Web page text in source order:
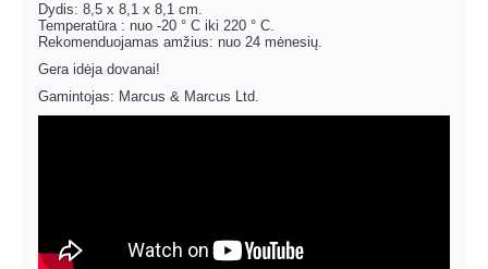
Dydis: 8,5 x 8,1 x 8,1 cm.
Temperatūra : nuo -20 ° C iki 220 ° C.
Rekomenduojamas amžius: nuo 24 mėnesių.
Gera idėja dovanai!
Gamintojas: Marcus & Marcus Ltd.